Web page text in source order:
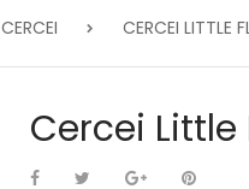
CERCEI CERCEI LITTLE
Cercei Little